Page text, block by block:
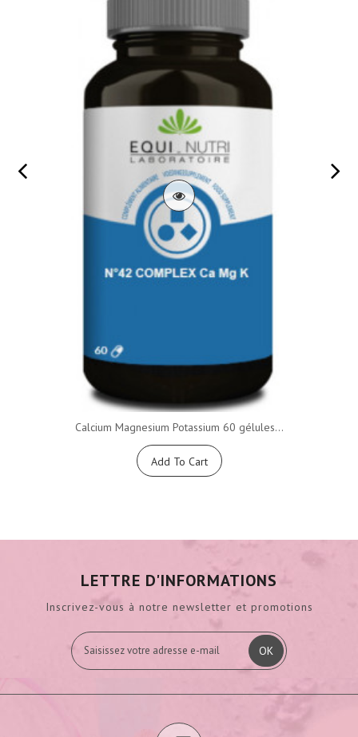
Calcium Magnesium Potassium 60 gélules...
Add To Cart
LETTRE D'INFORMATIONS
Inscrivez-vous à notre newsletter et promotions
OK